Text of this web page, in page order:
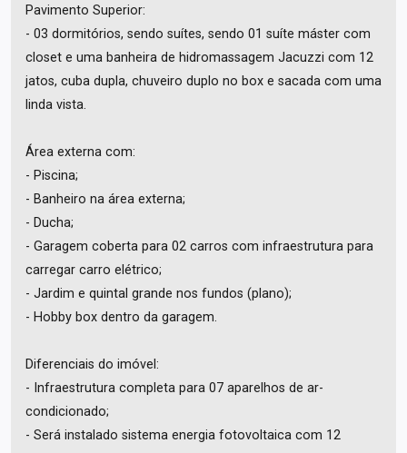
Pavimento Superior:
- 03 dormitórios, sendo suítes, sendo 01 suíte máster com
closet e uma banheira de hidromassagem Jacuzzi com 12
jatos, cuba dupla, chuveiro duplo no box e sacada com uma
linda vista.
Área externa com:
- Piscina;
- Banheiro na área externa;
- Ducha;
- Garagem coberta para 02 carros com infraestrutura para
carregar carro elétrico;
- Jardim e quintal grande nos fundos (plano);
- Hobby box dentro da garagem.
Diferenciais do imóvel:
- Infraestrutura completa para 07 aparelhos de ar-
condicionado;
- Será instalado sistema energia fotovoltaica com 12